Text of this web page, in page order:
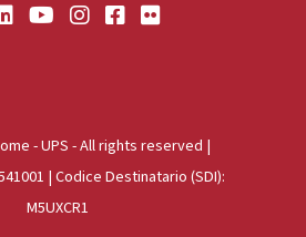
- UPS - All rights reserved |
| Codice Destinatario (SDI):
M5UXCR1